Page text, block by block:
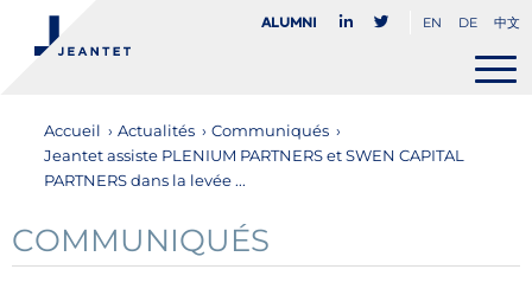
Alumni EN DE 中文
Accueil › Actualités › Communiqués ›
Jeantet assiste PLENIUM PARTNERS et SWEN CAPITAL
PARTNERS dans la levée ...
COMMUNIQUÉS